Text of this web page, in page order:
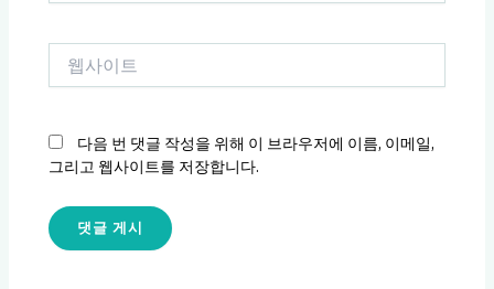
다음 번 댓글 작성을 위해 이 브라우저에 이름, 이메일,
그리고 웹사이트를 저장합니다.